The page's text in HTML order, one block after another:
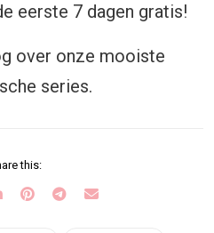
eerste 7 dagen gratis!
over onze mooiste
series.
this: